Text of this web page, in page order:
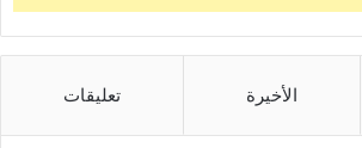
الأخيرة تعليقات